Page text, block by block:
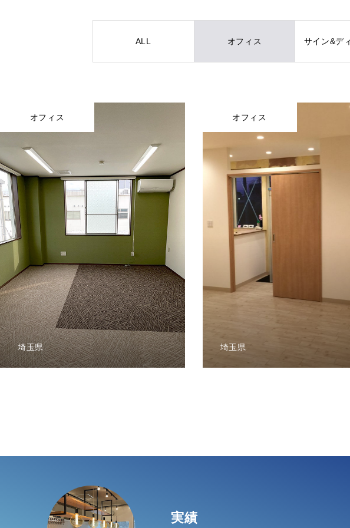
自社施工可能品目
実績
インフォメーション
会社概要
お問い合わせ
TOP 自社施工可能品目 実績
ALL オフィス サイン&デ
オフィス
埼玉県
オフィス
埼玉県
実績